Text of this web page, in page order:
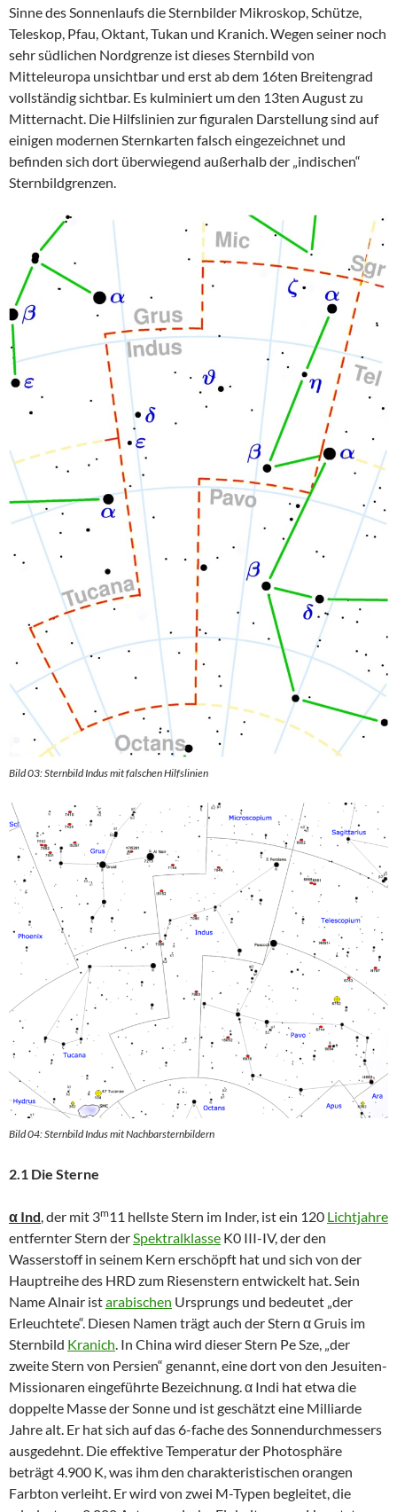
Sinne des Sonnenlaufs die Sternbilder Mikroskop, Schütze,
Teleskop, Pfau, Oktant, Tukan und Kranich. Wegen seiner noch
sehr südlichen Nordgrenze ist dieses Sternbild von
Mitteleuropa unsichtbar und erst ab dem 16ten Breitengrad
vollständig sichtbar. Es kulminiert um den 13ten August zu
Mitternacht. Die Hilfslinien zur figuralen Darstellung sind auf
einigen modernen Sternkarten falsch eingezeichnet und
befinden sich dort überwiegend außerhalb der „indischen“
Sternbildgrenzen.
Bild 03: Sternbild Indus mit falschen Hilfslinien
Bild 04: Sternbild Indus mit Nachbarsternbildern
2.1 Die Sterne
α Ind, der mit 3m11 hellste Stern im Inder, ist ein 120 Lichtjahre
entfernter Stern derSpektralklasse K0 III-IV, der den
Wasserstoff in seinem Kern erschöpft hat und sich von der
Hauptreihe des HRD zum Riesenstern entwickelt hat. Sein
Name Alnair istarabischen Ursprungs und bedeutet „der
Erleuchtete“. Diesen Namen trägt auch der Stern α Gruis im
Sternbild Kranich. In China wird dieser Stern Pe Sze, „der
zweite Stern von Persien“ genannt, eine dort von den Jesuiten-
Missionaren eingeführte Bezeichnung. α Indi hat etwa die
doppelte Masse der Sonne und ist geschätzt eine Milliarde
Jahre alt. Er hat sich auf das 6-fache des Sonnendurchmessers
ausgedehnt. Die effektive Temperatur der Photosphäre
beträgt 4.900 K, was ihm den charakteristischen orangen
Farbton verleiht. Er wird von zwei M-Typen begleitet, die